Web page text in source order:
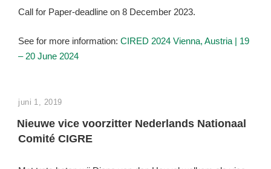
Call for Paper-deadline on 8 December 2023.
See for more information:CIRED 2024 Vienna, Austria | 19
– 20 June 2024
GEPLAATST
juni 1, 2019
Nieuwe vice voorzitter Nederlands Nationaal
Comité CIGRE